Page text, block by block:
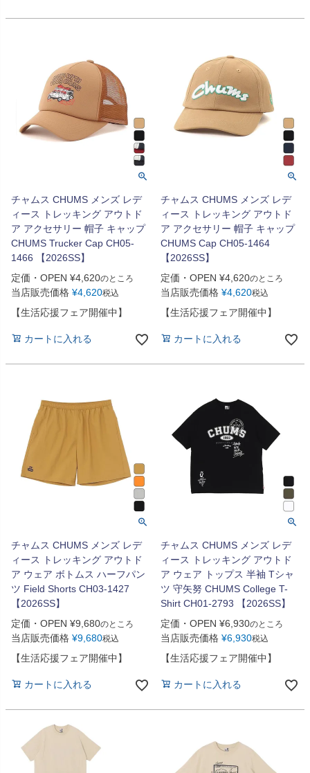
チャムス CHUMS メンズ レデ
ィース トレッキング アウトド
ア アクセサリー 帽子 キャップ
CHUMS Trucker Cap CH05-
1466 【2026SS】
定価・OPEN ¥4,620のところ
当店販売価格 ¥4,620税込
【生活応援フェア開催中】
カートに入れる
チャムス CHUMS メンズ レデ
ィース トレッキング アウトド
ア アクセサリー 帽子 キャップ
CHUMS Cap CH05-1464
【2026SS】
定価・OPEN ¥4,620のところ
当店販売価格 ¥4,620税込
【生活応援フェア開催中】
カートに入れる
チャムス CHUMS メンズ レデ
ィース トレッキング アウトド
ア ウェア ボトムス ハーフパン
ツ Field Shorts CH03-1427
【2026SS】
定価・OPEN ¥9,680のところ
当店販売価格 ¥9,680税込
【生活応援フェア開催中】
カートに入れる
チャムス CHUMS メンズ レデ
ィース トレッキング アウトド
ア ウェア トップス 半袖 Tシャ
ツ 守矢努 CHUMS College T-
Shirt CH01-2793 【2026SS】
定価・OPEN ¥6,930のところ
当店販売価格 ¥6,930税込
【生活応援フェア開催中】
カートに入れる